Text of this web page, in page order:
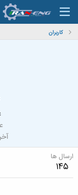
کاربران
ارسال ها
145